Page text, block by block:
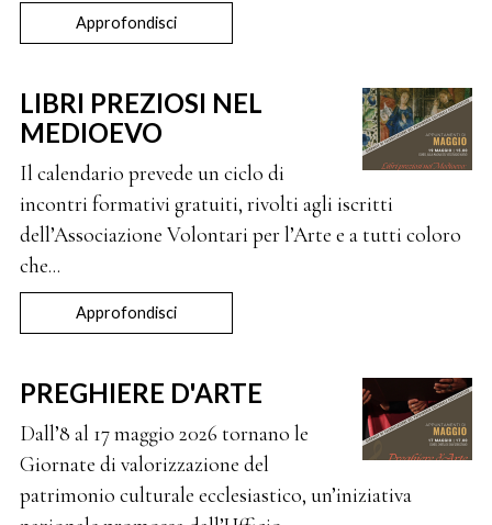
Approfondisci
LIBRI PREZIOSI NEL
MEDIOEVO
Il calendario prevede un ciclo di
incontri formativi gratuiti, rivolti agli iscritti
dell’Associazione Volontari per l’Arte e a tutti coloro
che...
Approfondisci
PREGHIERE D'ARTE
Dall’8 al 17 maggio 2026 tornano le
Giornate di valorizzazione del
patrimonio culturale ecclesiastico, un’iniziativa